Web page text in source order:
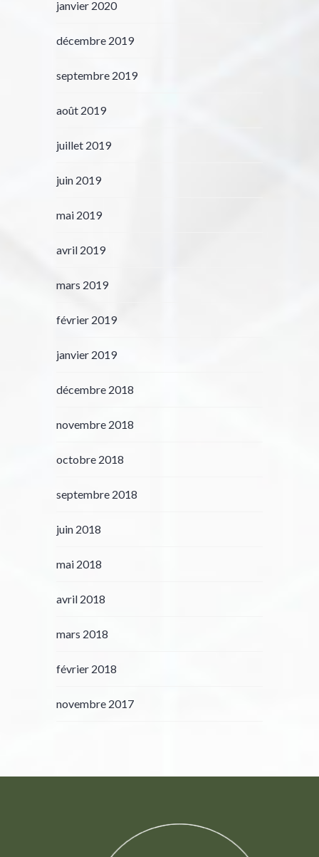
janvier 2020
décembre 2019
septembre 2019
août 2019
juillet 2019
juin 2019
mai 2019
avril 2019
mars 2019
février 2019
janvier 2019
décembre 2018
novembre 2018
octobre 2018
septembre 2018
juin 2018
mai 2018
avril 2018
mars 2018
février 2018
novembre 2017